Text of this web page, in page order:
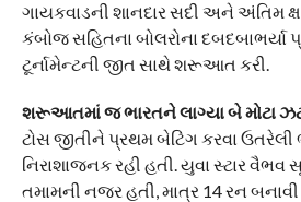
ગાયકવાડની શાનદાર સદી અને અંતિમ
કંબોજ સહિતના બોલરોના દબદબાભર્યા
ટૂર્નામેન્ટની જીત સાથે શરૂઆત કરી.
શરૂઆતમાં જ ભારતને લાગ્યા બે મોટા
ટોસ જીતીને પ્રથમ બેટિંગ કરવા
નિરાશાજનક રહી હતી. યુવા સ્ટાર વૈભવ
તમામની નજર હતી, માત્ર 14 રન